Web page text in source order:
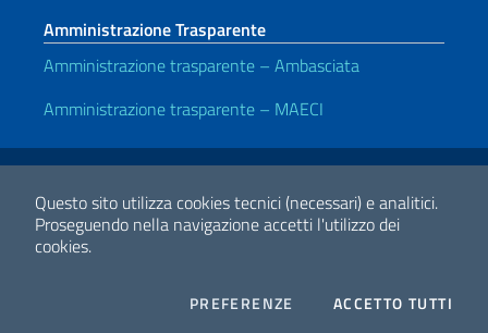
Questo sito utilizza cookies tecnici (necessari) e analitici.
Proseguendo nella navigazione accetti l'utilizzo dei
cookies.
PREFERENZE COOKIESACCETTO TUTTI
Amministrazione Trasparente
Amministrazione trasparente – Ambasciata
Amministrazione trasparente – MAECI
Link Utili